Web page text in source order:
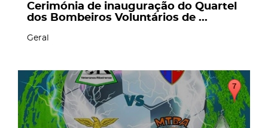
Cerimónia de inauguração do Quartel
dos Bombeiros Voluntários de ...
Geral